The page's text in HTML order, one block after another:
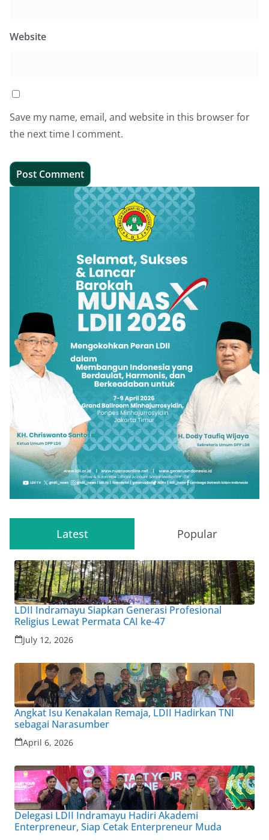
Website
Save my name, email, and website in this browser for
the next time I comment.
Latest Popular
LDII Indramayu Siapkan Generasi Profesional
Religius Lewat Permata CAI ke-47
July 12, 2026
Angkat Isu Kenakalan Remaja, LDII Hadirkan TNI
sebagai Narasumber
April 6, 2026
Delegasi LDII Indramayu Hadiri Akademi
Enterpreneur, Siap Cetak Enterpreneur Muda